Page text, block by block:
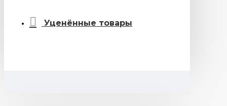
Уценённые товары